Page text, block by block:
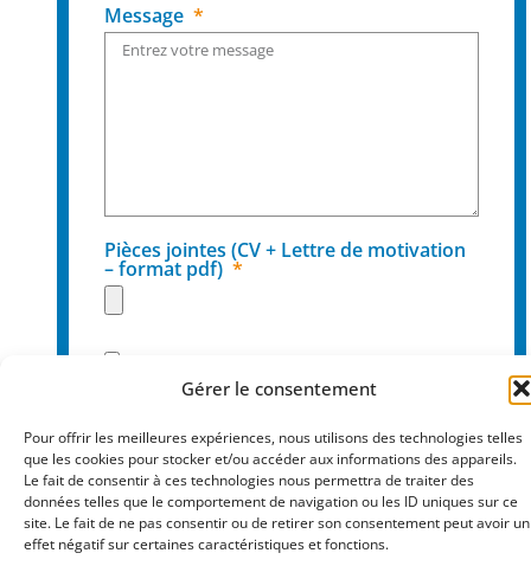
Gérer le consentement
Pour offrir les meilleures expériences, nous utilisons des technologies telles
que les cookies pour stocker et/ou accéder aux informations des appareils.
Le fait de consentir à ces technologies nous permettra de traiter des
données telles que le comportement de navigation ou les ID uniques sur ce
site. Le fait de ne pas consentir ou de retirer son consentement peut avoir un
effet négatif sur certaines caractéristiques et fonctions.
Message
Pièces jointes (CV + Lettre de motivation
– format pdf)
utilise les données saisies afin de pouvoir répondre à
ni conservées à d’autres fins.
ENVOYER